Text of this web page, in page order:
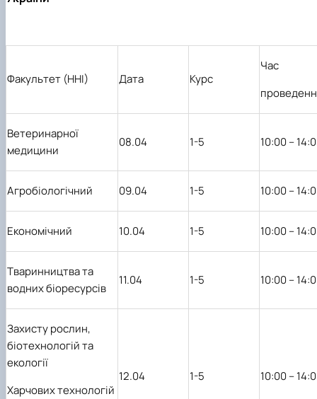
Факультет (ННІ) Дата Курс
Час
Ветеринарної
медицини
08.04 1-5 10:00 –
Агробіологічний 09.04 1-5 10:00 –
Економічний 10.04 1-5 10:00 –
Тваринництва та
водних біоресурсів
11.04 1-5 10:00 –
Захисту рослин,
біотехнологій та
екології
Харчових технологій
12.04 1-5 10:00 –